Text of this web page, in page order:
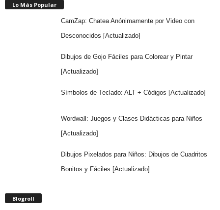
Lo Más Popular
CamZap: Chatea Anónimamente por Video con
Desconocidos [Actualizado]
Dibujos de Gojo Fáciles para Colorear y Pintar
[Actualizado]
Símbolos de Teclado: ALT + Códigos [Actualizado]
Wordwall: Juegos y Clases Didácticas para Niños
[Actualizado]
Dibujos Pixelados para Niños: Dibujos de Cuadritos
Bonitos y Fáciles [Actualizado]
Blogroll